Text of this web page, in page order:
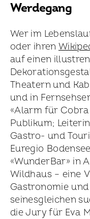
Werdegang
Wer im
oder ihren
auf einen
Theatern und
und in
«Alarm für Cobra
Publikum;
Gastro- und
Euregio
«WunderBar» in
Wildhaus – eine
Gastronomie
seines­gleichen
die Jury für Eva